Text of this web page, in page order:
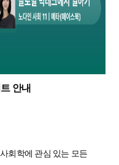
안내
회학에 관심 있는 모든